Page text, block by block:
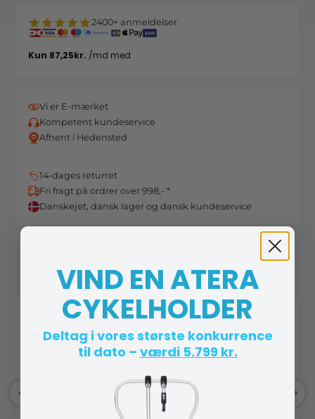
2400+ anmeldelser
Vi er E-mærket
Kompetent kundeservice
Afhent i Hedensted
14-dages returret
Fri fragt på ordrer over 998,- *
Danskejet, dansk lager og dansk kundeservice
Andre købte også
Reservehjul Stål Til
VIND EN ATERA
CYKELHOLDER
Deltag i vores største konkurrence
til dato – værdi 5.799 kr.